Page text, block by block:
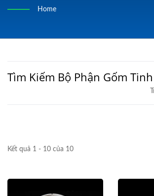
Nghiệm Sản Xuất Linh
Ltd.
trên bản vẽ hoặc nhu cầu của khách hàng.
Home
Tìm Kiếm Bộ Phận Gốm
Kết quả 1 - 10 của 10